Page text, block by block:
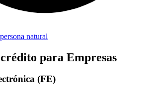
natural
para Empresas
(FE)